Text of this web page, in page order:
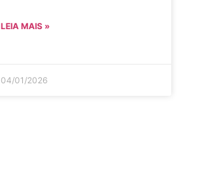
LEIA MAIS »
04/01/2026